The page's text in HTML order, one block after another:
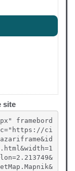
et
site
framebord
ci